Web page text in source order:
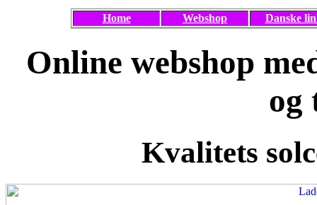
Home Webshop Danske
Online webshop
og
Kvalitets